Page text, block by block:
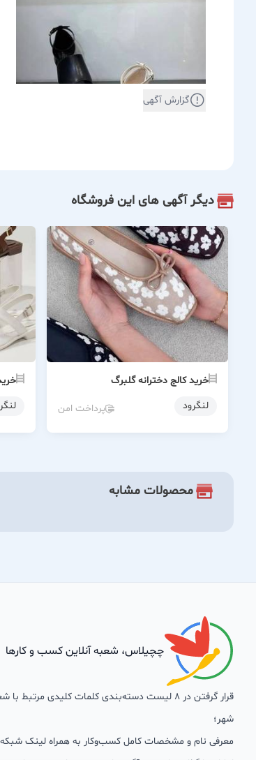
گزارش آگهی
دیگر آگهی های این فروشگاه
خرید کالج دخترانه گلبرگ
لنگرود
پرداخت امن
محصولات مشابه
چچیلاس، شعبه آنلاین کسب و کارها
قرار گرفتن در 8 لیست دسته‌بندی کلمات کلیدی
شهر؛
معرفی نام و مشخصات کامل کسب‌وکار به همراه لینک